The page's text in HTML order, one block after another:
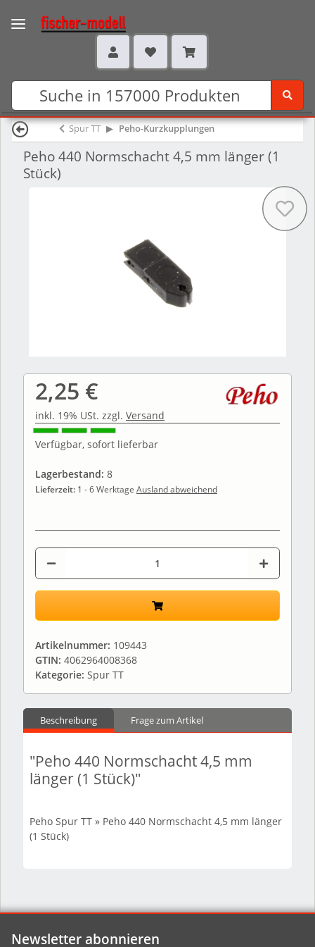
Spur TT Peho-Kurzkupplungen
Peho 440 Normschacht 4,5 mm länger (1
Stück)
2,25 €
inkl. 19% USt. zzgl. Versand
Verfügbar, sofort lieferbar
Lagerbestand: 8
Lieferzeit: 1 - 6 Werktage Ausland abweichend
Artikelnummer: 109443
GTIN: 4062964008368
Kategorie: Spur TT
Beschreibung Frage zum Artikel
"Peho 440 Normschacht 4,5 mm
länger (1 Stück)"
Peho Spur TT » Peho 440 Normschacht 4,5 mm länger
(1 Stück)
Newsletter abonnieren